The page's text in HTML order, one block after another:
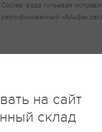
Состав: вода питьевая
ректификованный
на сайт
склад